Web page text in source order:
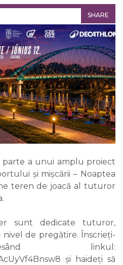
SHARE
parte a unui amplu proiect
și mișcării – Noaptea
teren de joacă al tuturor
sunt dedicate tuturor,
de pregătire. Înscrieți-
linkul:
și haideți să